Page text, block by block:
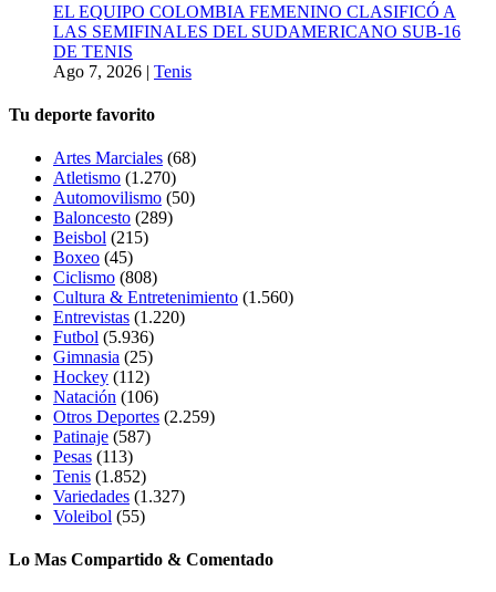
EL EQUIPO COLOMBIA FEMENINO CLASIFICÓ A
LAS SEMIFINALES DEL SUDAMERICANO SUB-16
DE TENIS
Ago 7, 2026 | Tenis
Tu deporte favorito
Artes Marciales (68)
Atletismo (1.270)
Automovilismo (50)
Baloncesto (289)
Beisbol (215)
Boxeo (45)
Ciclismo (808)
Cultura & Entretenimiento (1.560)
Entrevistas (1.220)
Futbol (5.936)
Gimnasia (25)
Hockey (112)
Natación (106)
Otros Deportes (2.259)
Patinaje (587)
Pesas (113)
Tenis (1.852)
Variedades (1.327)
Voleibol (55)
Lo Mas Compartido & Comentado